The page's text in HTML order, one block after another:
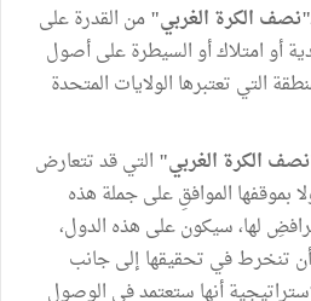
"نصف الكرة الغربي"من القدرة على
أو امتلاك أو السيطرة على أصول
التي تعتبرها الولايات المتحدة
الكرة الغربي" التي قد تتعارض
بموقفها الموافقِ على جملة هذه
لها، سيكون على هذه الدول،
تنخرط في تحقيقها إلى جانب
أنها ستعتمد في الوصول